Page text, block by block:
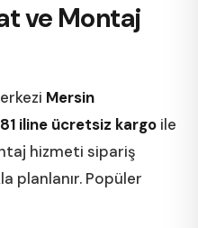
ve Montaj
Mersin
iline ücretsiz kargo ile
hizmeti sipariş
planlanır. Popüler